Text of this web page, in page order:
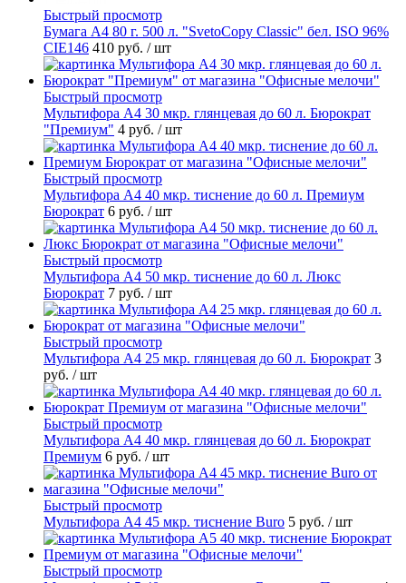
Быстрый просмотр
Бумага А4 80 г. 500 л. "SvetoCopy Classic" бел. ISO 96%
CIE146 410 руб. / шт
Быстрый просмотр
Мультифора А4 30 мкр. глянцевая до 60 л. Бюрократ
"Премиум" 4 руб. / шт
Быстрый просмотр
Мультифора А4 40 мкр. тиснение до 60 л. Премиум
Бюрократ 6 руб. / шт
Быстрый просмотр
Мультифора А4 50 мкр. тиснение до 60 л. Люкс
Бюрократ 7 руб. / шт
Быстрый просмотр
Мультифора А4 25 мкр. глянцевая до 60 л. Бюрократ 3
руб. / шт
Быстрый просмотр
Мультифора А4 40 мкр. глянцевая до 60 л. Бюрократ
Премиум 6 руб. / шт
Быстрый просмотр
Мультифора А4 45 мкр. тиснение Buro 5 руб. / шт
Быстрый просмотр